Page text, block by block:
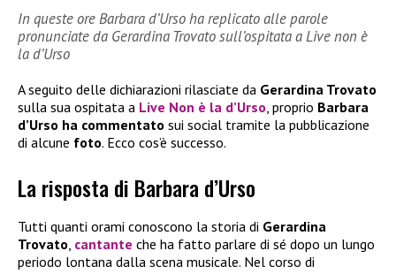
In queste ore Barbara d’Urso ha replicato alle parole
pronunciate da Gerardina Trovato sull’ospitata a Live non è
la d’Urso
A seguito delle dichiarazioni rilasciate da Gerardina Trovato
sulla sua ospitata a Live Non è la d’Urso, proprio Barbara
d’Urso ha commentato sui social tramite la pubblicazione
di alcune foto. Ecco cos’è successo.
La risposta di Barbara d’Urso
Tutti quanti orami conoscono la storia di Gerardina
Trovato cantante che ha fatto parlare di sé dopo un lungo
periodo lontana dalla scena musicale. Nel corso di